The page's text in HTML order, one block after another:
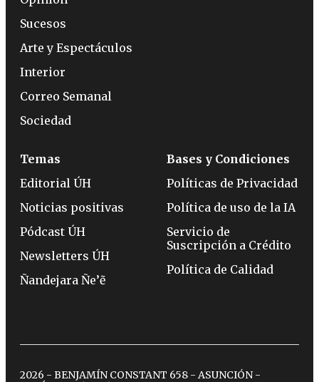
Sucesos
Arte y Espectáculos
Interior
Correo Semanal
Sociedad
Temas
Editorial ÚH
Noticias positivas
Pódcast ÚH
Newsletters ÚH
Ñandejara Ñe’ẽ
Bases y Condiciones
Políticas de Privacidad
Política de uso de la IA
Servicio de
Suscripción a Crédito
Política de Calidad
2026 - BENJAMÍN CONSTANT 658 - ASUNCIÓN -